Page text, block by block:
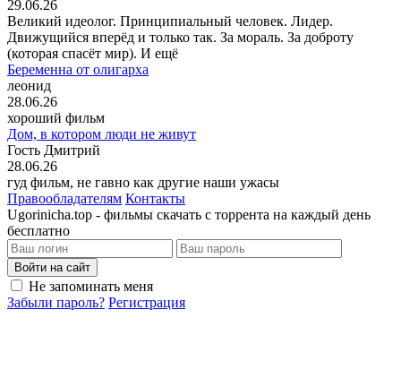
29.06.26
Великий идеолог. Принципиальный человек. Лидер.
Движущийся вперёд и только так. За мораль. За доброту
(которая спасёт мир). И ещё
Беременна от олигарха
леонид
28.06.26
хороший фильм
Дом, в котором люди не живут
Гость Дмитрий
28.06.26
гуд фильм, не гавно как другие наши ужасы
Правообладателям Контакты
Ugorinicha.top - фильмы скачать с торрента на каждый день
бесплатно
Войти на сайт
Не запоминать меня
Забыли пароль? Регистрация